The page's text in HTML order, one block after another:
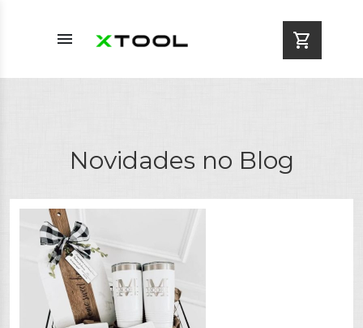
menu shopping_cart
Novidades no Blog